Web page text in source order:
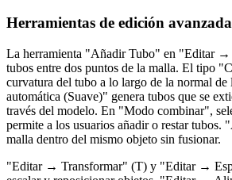
Herramientas de edición
La herramienta "Añadir Tubo" en "Editar →
tubos entre dos puntos de la malla. El tipo
curvatura del tubo a lo largo de la normal
automática (Suave)" genera tubos que se
través del modelo. En "Modo combinar",
permite a los usuarios añadir o restar tubos.
malla dentro del mismo objeto sin fusionar.
"Editar → Transformar" (T) y "Editar →